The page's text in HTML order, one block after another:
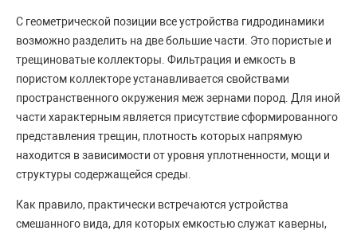
С геометрической позиции все устройства гидродинамики
возможно разделить на две большие части. Это пористые и
трещиноватые коллекторы. Фильтрация и емкость в
пористом коллекторе устанавливается свойствами
пространственного окружения меж зернами пород. Для иной
части характерным является присутствие сформированного
представления трещин, плотность которых напрямую
находится в зависимости от уровня уплотненности, мощи и
структуры содержащейся среды.
Как правило, практически встречаются устройства
смешанного вида, для которых емкостью служат каверны,